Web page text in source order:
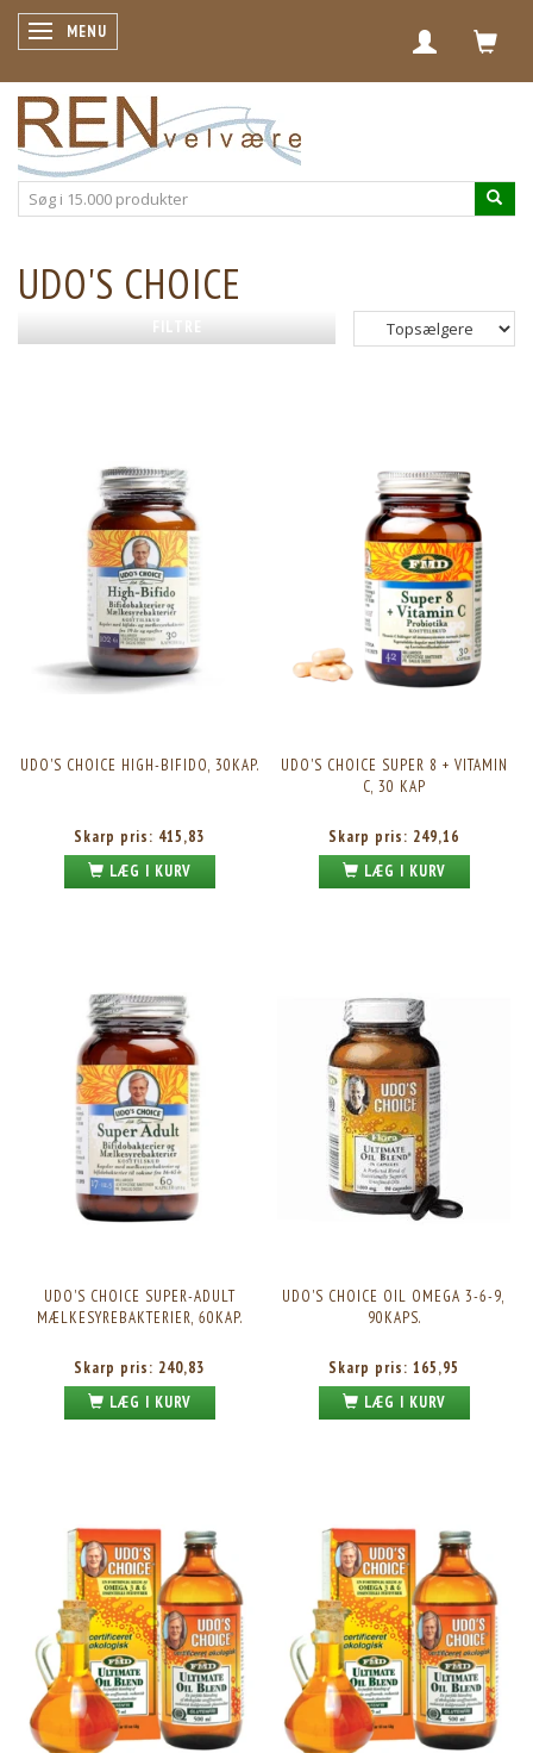
SKIFTE NAVIGATION
MENU
UDO'S CHOICE
FILTRE
UDO'S CHOICE HIGH-BIFIDO, 30KAP.
Skarp pris: 415,83
LÆG I KURV
UDO'S CHOICE SUPER 8 + VITAMIN
C, 30 KAP
Skarp pris: 249,16
LÆG I KURV
UDO'S CHOICE SUPER-ADULT
MÆLKESYREBAKTERIER, 60KAP.
Skarp pris: 240,83
LÆG I KURV
UDO'S CHOICE OIL OMEGA 3-6-9,
90KAPS.
Skarp pris: 165,95
LÆG I KURV